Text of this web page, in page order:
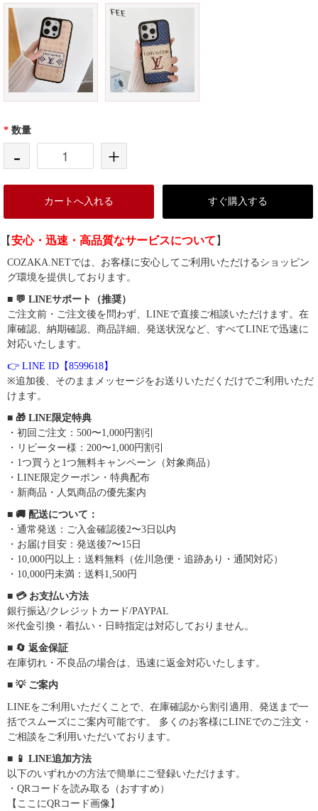
* 数量
- +
カートへ入れる すぐ購入する
【安心・迅速・高品質なサービスについて 】
COZAKA.NETでは、お客様に安心してご利用いただけるショッピン
グ環境を提供しております。
■ 💬 LINEサポート（推奨）
ご注文前・ご注文後を問わず、LINEで直接ご相談いただけます。在
庫確認、納期確認、商品詳細、発送状況など、すべてLINEで迅速に
対応いたします。
👉 LINE ID【8599618】
※追加後、そのままメッセージをお送りいただくだけでご利用いただ
けます。
■ 🎁 LINE限定特典
・初回ご注文：500〜1,000円割引
・リピーター様：200〜1,000円割引
・1つ買うと1つ無料キャンペーン（対象商品）
・LINE限定クーポン・特典配布
・新商品・人気商品の優先案内
■ 🚚 配送について：
・通常発送：ご入金確認後2〜3日以内
・お届け目安：発送後7〜15日
・10,000円以上：送料無料（佐川急便・追跡あり・通関対応）
・10,000円未満：送料1,500円
■ 💳 お支払い方法
銀行振込/クレジットカード/PAYPAL
※代金引換・着払い・日時指定は対応しておりません。
■ 🔄 返金保証
在庫切れ・不良品の場合は、迅速に返金対応いたします。
■ 💡 ご案内
LINEをご利用いただくことで、在庫確認から割引適用、発送まで一
括でスムーズにご案内可能です。 多くのお客様にLINEでのご注文・
ご相談をご利用いただいております。
■ 📱 LINE追加方法
以下のいずれかの方法で簡単にご登録いただけます。
・QRコードを読み取る（おすすめ）
【ここにQRコード画像】